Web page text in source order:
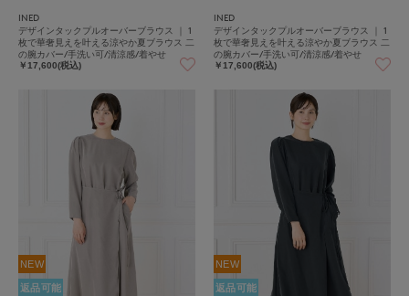
INED
デザインタックプルオーバーブラウス ｜ 1
枚で華奢見えを叶える涼やか夏ブラウス 二
の腕カバー/手洗い可/清涼感/着やせ
￥17,600(税込)
INED
デザインタックプルオーバーブラウス ｜ 1
枚で華奢見えを叶える涼やか夏ブラウス 二
の腕カバー/手洗い可/清涼感/着やせ
￥17,600(税込)
NEW
返品可能
NEW
返品可能